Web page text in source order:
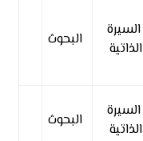
السيرة
الذاتية
البحوث
السيرة
الذاتية
البحوث